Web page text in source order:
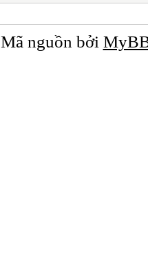
Mã nguồn bởi